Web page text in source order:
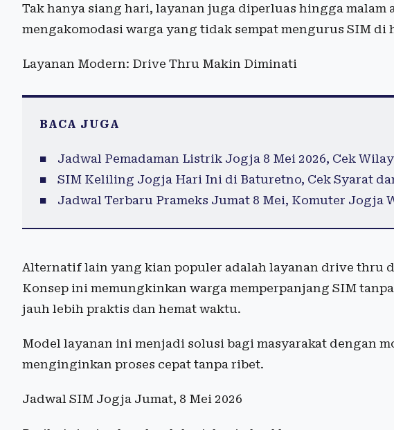
Tak hanya siang hari, layanan juga diperluas hingga malam
mengakomodasi warga yang tidak sempat mengurus SIM di
Layanan Modern: Drive Thru Makin Diminati
BACA JUGA
Jadwal Pemadaman Listrik Jogja 8 Mei 2026, Cek
SIM Keliling Jogja Hari Ini di Baturetno, Cek Syarat
Jadwal Terbaru Prameks Jumat 8 Mei, Komuter Jogja
Alternatif lain yang kian populer adalah layanan drive thru
Konsep ini memungkinkan warga memperpanjang SIM
jauh lebih praktis dan hemat waktu.
Model layanan ini menjadi solusi bagi masyarakat dengan
menginginkan proses cepat tanpa ribet.
Jadwal SIM Jogja Jumat, 8 Mei 2026